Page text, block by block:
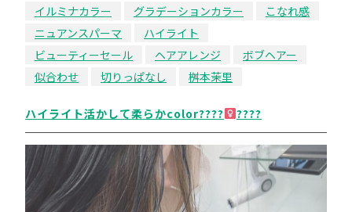
イルミナカラー
グラデーションカラー
こなれ感
ニュアンスパーマ
ハイライト
ビューティーセール
ヘアアレンジ
ボブヘアー
似合わせ
切りっぱなし 桝本茉里
ハイライト活かして柔らかcolor????‍ ????